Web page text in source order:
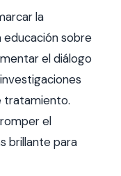
la
educación sobre
el diálogo
tratamiento.
el
brillante para